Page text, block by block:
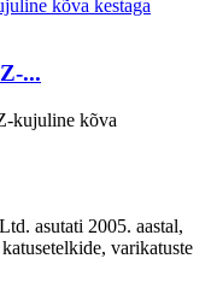
...
kujuline kõva
asutati 2005. aastal,
varikatuste